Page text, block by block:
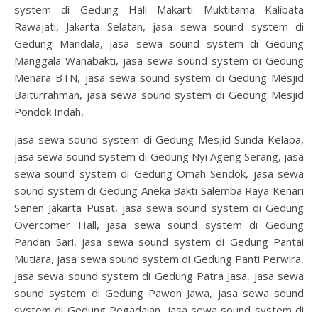
system di Gedung Hall Makarti Muktitama Kalibata
Rawajati, Jakarta Selatan, jasa sewa sound system di
Gedung Mandala, jasa sewa sound system di Gedung
Manggala Wanabakti, jasa sewa sound system di Gedung
Menara BTN, jasa sewa sound system di Gedung Mesjid
Baiturrahman, jasa sewa sound system di Gedung Mesjid
Pondok Indah,
jasa sewa sound system di Gedung Mesjid Sunda Kelapa,
jasa sewa sound system di Gedung Nyi Ageng Serang, jasa
sewa sound system di Gedung Omah Sendok, jasa sewa
sound system di Gedung Aneka Bakti Salemba Raya Kenari
Senen Jakarta Pusat, jasa sewa sound system di Gedung
Overcomer Hall, jasa sewa sound system di Gedung
Pandan Sari, jasa sewa sound system di Gedung Pantai
Mutiara, jasa sewa sound system di Gedung Panti Perwira,
jasa sewa sound system di Gedung Patra Jasa, jasa sewa
sound system di Gedung Pawon Jawa, jasa sewa sound